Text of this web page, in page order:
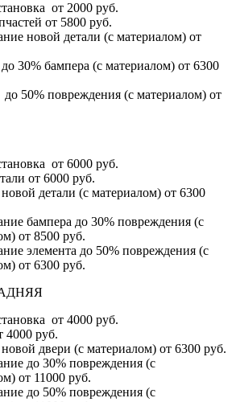
от 2000 руб.
от 5800 руб.
новой детали (с материалом) от
30% бампера (с материалом) от 6300
50% повреждения (с материалом) от
от 6000 руб.
от 6000 руб.
детали (с материалом) от 6300
бампера до 30% повреждения (с
от 8500 руб.
элемента до 50% повреждения (с
от 6300 руб.
от 4000 руб.
4000 руб.
двери (с материалом) от 6300 руб.
до 30% повреждения (с
от 11000 руб.
до 50% повреждения (с